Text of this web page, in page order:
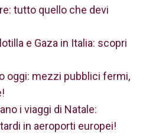
tutto quello che devi
e Gaza in Italia: scopri
oggi: mezzi pubblici fermi,
i viaggi di Natale:
in aeroporti europei!